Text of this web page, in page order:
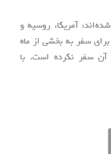
آمریکا، روسیه و
سفر به بخشی از ماه
آن سفر نکرده است. با